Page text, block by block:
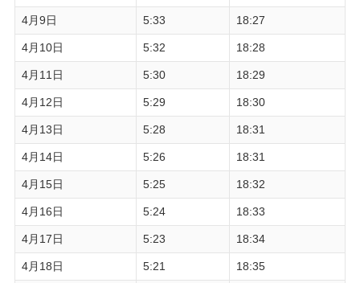
4月9日 5:33 18:27
4月10日 5:32 18:28
4月11日 5:30 18:29
4月12日 5:29 18:30
4月13日 5:28 18:31
4月14日 5:26 18:31
4月15日 5:25 18:32
4月16日 5:24 18:33
4月17日 5:23 18:34
4月18日 5:21 18:35